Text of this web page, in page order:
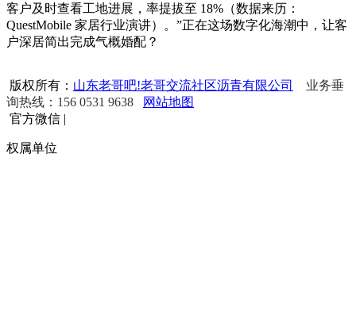
客户及时查看工地进展，率提拔至 18%（数据来历：
QuestMobile 家居行业演讲）。”正在这场数字化海潮中，让客
户深居简出完成气概婚配？
版权所有： 山东老哥吧!老哥交流社区沥青有限公司
业务垂
询热线：156 0531 9638
网站地图
官方微信 |
权属单位